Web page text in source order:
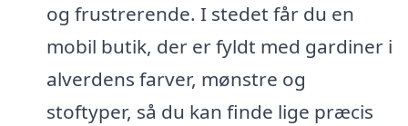
og frustrerende. I stedet får du en
mobil butik, der er fyldt med gardiner i
alverdens farver, mønstre og
stoftyper, så du kan finde lige præcis